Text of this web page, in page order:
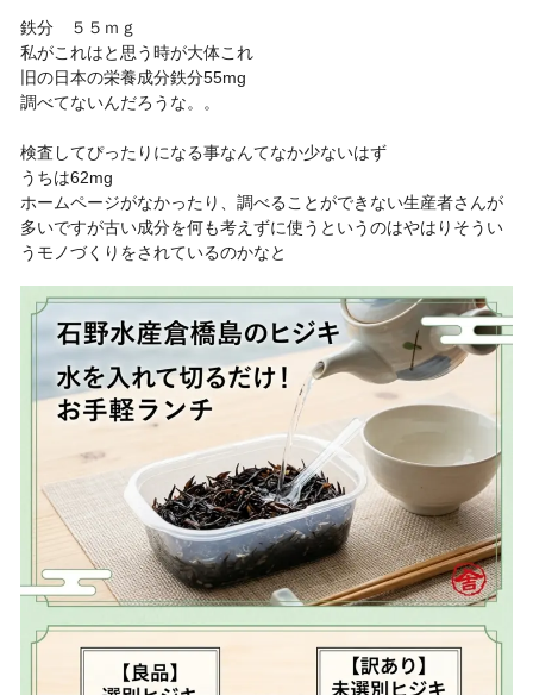
鉄分 ５５ｍｇ
私がこれはと思う時が大体これ
旧の日本の栄養成分鉄分55mg
調べてないんだろうな。。
検査してぴったりになる事なんてなか少ないはず
うちは62mg
ホームページがなかったり、調べることができない生産者さんが
多いですが古い成分を何も考えずに使うというのはやはりそうい
うモノづくりをされているのかなと